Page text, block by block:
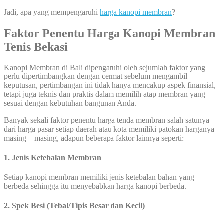
Jadi, apa yang mempengaruhi harga kanopi membran?
Faktor Penentu Harga Kanopi Membran
Tenis Bekasi
Kanopi Membran di Bali dipengaruhi oleh sejumlah faktor yang
perlu dipertimbangkan dengan cermat sebelum mengambil
keputusan, pertimbangan ini tidak hanya mencakup aspek finansial,
tetapi juga teknis dan praktis dalam memilih atap membran yang
sesuai dengan kebutuhan bangunan Anda.
Banyak sekali faktor penentu harga tenda membran salah satunya
dari harga pasar setiap daerah atau kota memiliki patokan harganya
masing – masing, adapun beberapa faktor lainnya seperti:
1. Jenis Ketebalan Membran
Setiap kanopi membran memiliki jenis ketebalan bahan yang
berbeda sehingga itu menyebabkan harga kanopi berbeda.
2. Spek Besi (Tebal/Tipis Besar dan Kecil)